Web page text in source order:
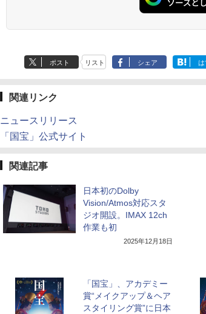
ポスト リスト シェア は
関連リンク
ニュースリリース
「国宝」公式サイト
関連記事
日本初のDolby
Vision/Atmos対応スタ
ジオ開設。IMAX 12ch
作業も初
2025年12月18日
「国宝」、アカデミー
賞“メイクアップ＆ヘア
スタイリング賞”に日本